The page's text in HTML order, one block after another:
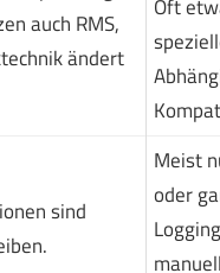
auch RMS,
ändert
Oft
sind
Meist
oder